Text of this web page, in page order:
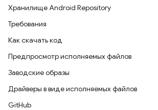
Хранилище Android Repository
Требования
Как скачать код
Предпросмотр исполняемых файлов
Заводские образы
Драйверы в виде исполняемых файлов
GitHub